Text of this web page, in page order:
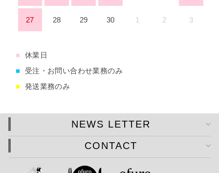
27 28 29 30 1 2 3
■
休業日
■
受注・お問い合わせ業務のみ
■ 発送業務のみ
NEWS LETTER
CONTACT